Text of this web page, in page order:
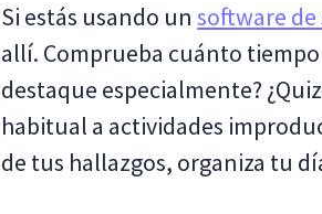
Si estás usando unsoftware
allí. Comprueba cuánto
destaque especialmente?
habitual a actividades
de tus hallazgos, organiza tu